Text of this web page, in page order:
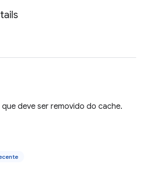
deve ser removido do cache.